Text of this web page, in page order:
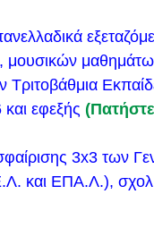
ΣΧΟΛΕΙΟΥ
προσφορών
τουριστικού
Επιτελείο
εφεξής
3x3 των
και ΕΠΑ.Λ.),